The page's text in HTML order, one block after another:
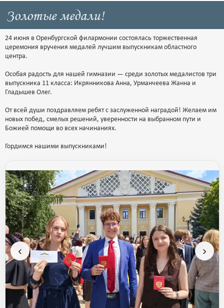
Золотые медали!
24 июня в Оренбургской филармонии состоялась торжественная
церемония вручения медалей лучшим выпускникам областного
центра.
Особая радость для нашей гимназии — среди золотых медалистов три
выпускника 11 класса: Икрянникова Анна, Урманчеева Жанна и
Гладышев Олег.
От всей души поздравляем ребят с заслуженной наградой! Желаем им
новых побед, смелых решений, уверенности на выбранном пути и
Божией помощи во всех начинаниях.
Гордимся нашими выпускниками!
‹ ›